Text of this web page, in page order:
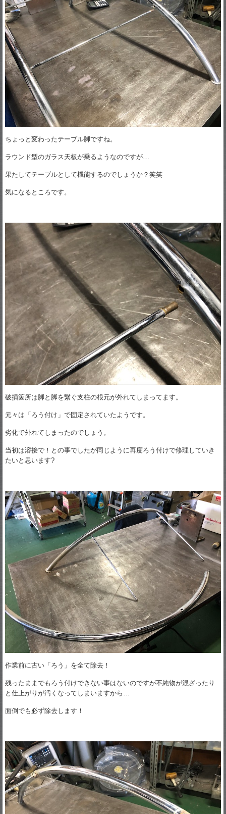
ちょっと変わったテーブル脚ですね。
ラウンド型のガラス天板が乗るようなのですが…
果たしてテーブルとして機能するのでしょうか？笑笑
気になるところです。
破損箇所は脚と脚を繋ぐ支柱の根元が外れてしまってます。
元々は「ろう付け」で固定されていたようです。
劣化で外れてしまったのでしょう。
当初は溶接で！との事でしたが同じように再度ろう付けで修理していき
たいと思います?
作業前に古い「ろう」を全て除去！
残ったままでもろう付けできない事はないのですが不純物が混ざったり
と仕上がりが汚くなってしまいますから…
面倒でも必ず除去します！